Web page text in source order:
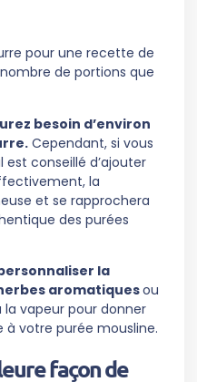
pour une recette de
de portions que
besoin d’environ
Cependant, si vous
est conseillé d’ajouter
la
et se rapprochera
des purées
la
aromatiquesou
vapeur pour donner
votre purée mousline.
façon de